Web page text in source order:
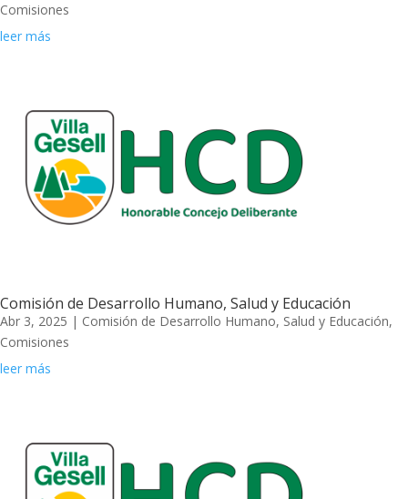
Comisiones
leer más
Comisión de Desarrollo Humano, Salud y Educación
Abr 3, 2025 | Comisión de Desarrollo Humano, Salud y Educación,
Comisiones
leer más